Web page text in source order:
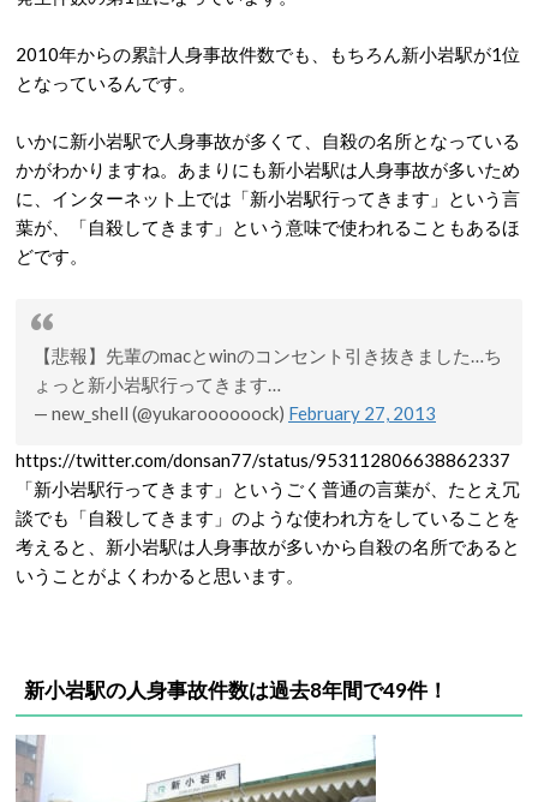
2010年からの累計人身事故件数でも、もちろん新小岩駅が1位
となっているんです。
いかに新小岩駅で人身事故が多くて、自殺の名所となっている
かがわかりますね。あまりにも新小岩駅は人身事故が多いため
に、インターネット上では「新小岩駅行ってきます」という言
葉が、「自殺してきます」という意味で使われることもあるほ
どです。
【悲報】先輩のmacとwinのコンセント引き抜きました…ち
ょっと新小岩駅行ってきます…
— new_shell (@yukaroooooock) February 27, 2013
https://twitter.com/donsan77/status/953112806638862337
「新小岩駅行ってきます」というごく普通の言葉が、たとえ冗
談でも「自殺してきます」のような使われ方をしていることを
考えると、新小岩駅は人身事故が多いから自殺の名所であると
いうことがよくわかると思います。
新小岩駅の人身事故件数は過去8年間で49件！